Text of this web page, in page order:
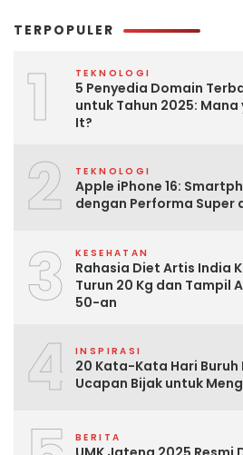
TERPOPULER
1 TEKNOLOGI
5 Penyedia Domain
untuk Tahun 2025:
It?
2 TEKNOLOGI
Apple iPhone 16:
dengan Performa Super
3 KESEHATAN
Rahasia Diet Artis India
Turun 20 Kg dan Tampil
50-an
4 INSPIRASI
20 Kata-Kata Hari Buruh
Ucapan Bijak untuk
BERITA